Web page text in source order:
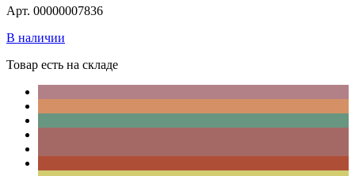
Арт. 00000007836
В наличии
Товар есть на складе